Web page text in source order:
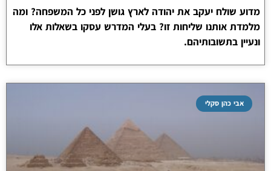
מדוע שולח יעקב את יהודה לארץ גושן לפני כל המשפחה? ומה
מלמדת אותנו שליחות זו? בעלי המדרש עסקו בשאלות אלו
ונעיין בתשובותיהם.
אבי כהן סקלי